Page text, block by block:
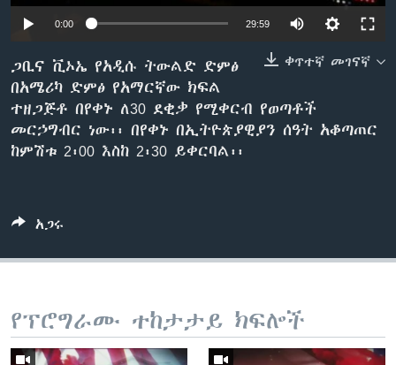
ቋንቋዎች
0:00 29:59
ቀጥተኛ መገናኛ
ጋቢና ቪኦኤ የአዲሱ ትውልድ ድምፅ
በአሜሪካ ድምፅ የአማርኛው ክፍል
ተዘጋጅቶ በየቀኑ ለ30 ደቂቃ የሚቀርብ የወጣቶች
መርኃግብር ነው፡፡ በየቀኑ በኢትዮጵያዊያን ሰዓት አቆጣጠር
ከምሽቱ 2፡00 እስከ 2፡30 ይቀርባል፡፡
አጋሩ
የፕሮግራሙ ተከታታይ ክፍሎች